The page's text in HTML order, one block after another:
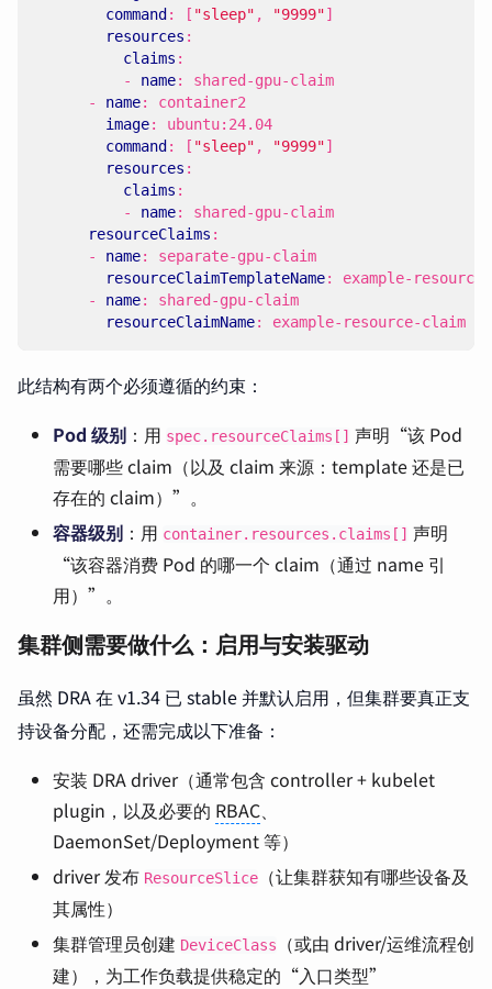
command : [ "sleep" , "9999"]
resources :
claims :
- name:
shared-gpu-claim
- name:
container2
image:
ubuntu:24.04
command : [ "sleep" , "9999"]
resources :
claims :
- name:
shared-gpu-claim
resourceClaims :
- name:
separate-gpu-claim
resourceClaimTemplateName:
example-
- name:
shared-gpu-claim
resourceClaimName: example-resource-claim
此结构有两个必须遵循的约束：
Pod 级别 ：用 spec.resourceClaims[] 声明“该 Pod
需要哪些 claim（以及 claim 来源：template 还是已
存在的 claim）”。
容器级别 ：用 container.resources.claims[] 声明
“该容器消费 Pod 的哪一个 claim（通过 name 引
用）”。
集群侧需要做什么：启用与安装驱动
虽然 DRA 在 v1.34 已 stable 并默认启用，但集群要真正支
持设备分配，还需完成以下准备：
安装 DRA driver（通常包含 controller + kubelet
plugin，以及必要的 RBAC、
DaemonSet/Deployment 等）
driver 发布 ResourceSlice
（让集群获知有哪些设备及
其属性）
集群管理员创建 DeviceClass
（或由 driver/运维流程创
建），为工作负载提供稳定的“入口类型”